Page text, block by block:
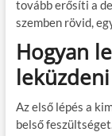
tovább erősíti a
szemben rövid,
Hogyan
Az első lépés a
belső